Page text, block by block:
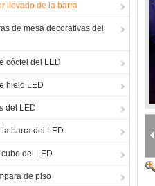
llevado de la barra
de mesa decorativas del
cóctel del LED
hielo LED
del LED
barra del LED
cubo del LED
de piso